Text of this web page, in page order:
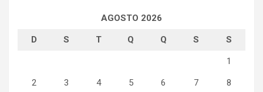
AGOSTO 2026
D S T Q Q S S
1
2 3 4 5 6 7 8